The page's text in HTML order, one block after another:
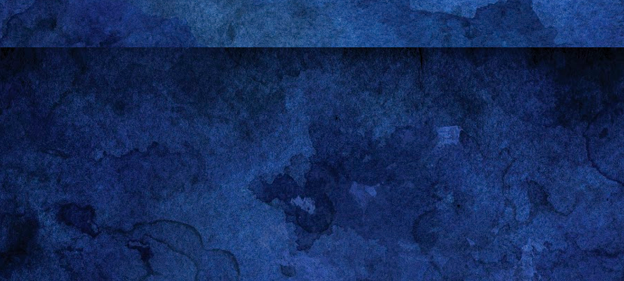
:-)
Gepostet vor15th December 2014 vonGerold Penz
Labels:Browser Firefox Internet Linux Linux Mint Streaming Ubuntu
0 Kommentar hinzufügen
OCT
12
Duschgelkäfig - kleine Holzarbeit
Jetzt ist es genug! Das Duschgel ist mir einmal zu oft herunter
Etwas Holz und Heißkleber. ;-) Zum Schluß noch ein
das Holz gegen die Feuchtigkeit zu schützen. Fertig ist der